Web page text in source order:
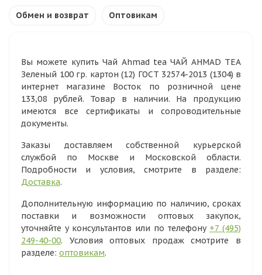
Обмен и возврат Оптовикам
Вы можете купить Чай Ahmad tea ЧАЙ AHMAD TEA
Зеленый 100 гр. картон (12) ГОСТ 32574-2013 (1304) в
интернет магазине Восток по розничной цене
133,08 рублей. Товар в наличии. На продукцию
имеются все сертификаты и сопроводительные
документы.
Заказы доставляем собственной курьерской
службой по Москве и Московской области.
Подробности и условия, смотрите в разделе:
Доставка.
Дополнительную информацию по наличию, сроках
поставки и возможности оптовых закупок,
уточняйте у консультантов или по телефону +7 (495)
249-40-00. Условия оптовых продаж смотрите в
разделе: оптовикам.